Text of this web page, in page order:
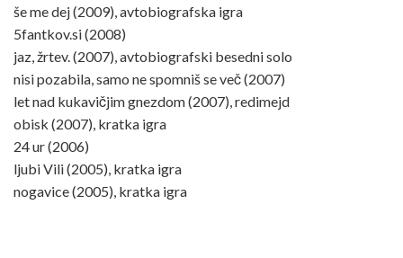
še me dej (2009), avtobiografska igra
5fantkov.si (2008)
jaz, žrtev. (2007), avtobiografski besedni solo
nisi pozabila, samo ne spomniš se več (2007)
let nad kukavičjim gnezdom (2007), redimejd
obisk (2007), kratka igra
24 ur (2006)
ljubi Vili (2005), kratka igra
nogavice (2005), kratka igra